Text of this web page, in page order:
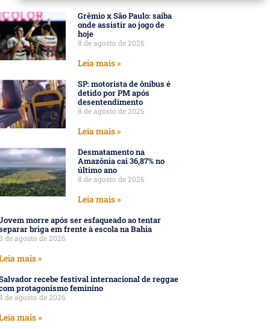
Grêmio x São Paulo: saiba
onde assistir ao jogo de
hoje
8 de agosto de 2026
Leia mais »
SP: motorista de ônibus é
detido por PM após
desentendimento
8 de agosto de 2026
Leia mais »
Desmatamento na
Amazônia cai 36,87% no
último ano
8 de agosto de 2026
Leia mais »
morre após ser esfaqueado ao tentar
briga em frente à escola na Bahia
de agosto de 2026
mais »
recebe festival internacional de reggae
protagonismo feminino
de agosto de 2026
mais »